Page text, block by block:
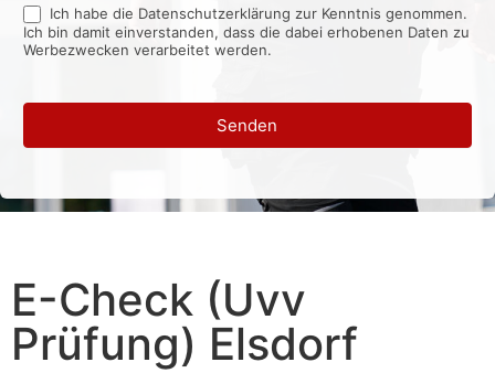
Ich habe die Datenschutzerklärung zur Kenntnis genommen.
Ich bin damit einverstanden, dass die dabei erhobenen Daten zu
Werbezwecken verarbeitet werden.
Senden
E-Check (Uvv
Prüfung) Elsdorf